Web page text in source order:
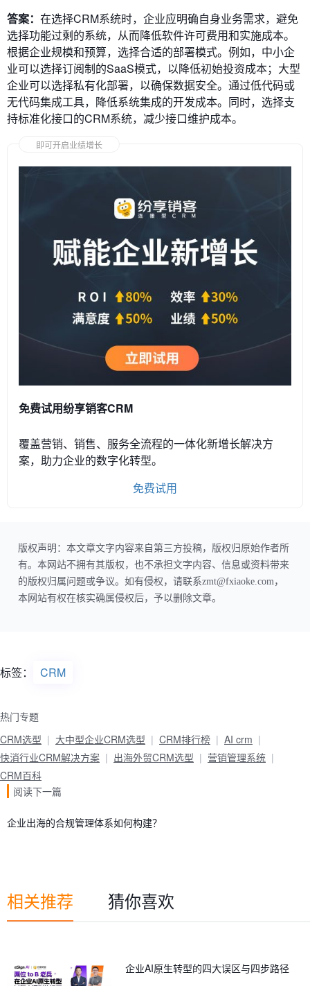
答案： 在选择CRM系统时，企业应明确自身业务需求，避免
选择功能过剩的系统，从而降低软件许可费用和实施成本。
根据企业规模和预算，选择合适的部署模式。例如，中小企
业可以选择订阅制的SaaS模式，以降低初始投资成本；大型
企业可以选择私有化部署，以确保数据安全。通过低代码或
无代码集成工具，降低系统集成的开发成本。同时，选择支
持标准化接口的CRM系统，减少接口维护成本。
即可开启业绩增长
免费试用纷享销客CRM
覆盖营销、销售、服务全流程的一体化新增长解决方
案，助力企业的数字化转型。
免费试用
版权声明：本文章文字内容来自第三方投稿，版权归原始作者所
有。本网站不拥有其版权，也不承担文字内容、信息或资料带来
的版权归属问题或争议。如有侵权，请联系zmt@fxiaoke.com，
本网站有权在核实确属侵权后，予以删除文章。
标签： CRM
热门专题
CRM选型
大中型企业CRM选型 CRM排行榜
AI crm
快消行业CRM解决方案
出海外贸CRM选型
营销管理系统
CRM百科
阅读下一篇
企业出海的合规管理体系如何构建？
相关推荐 猜你喜欢
企业AI原生转型的四大误区与四步路径